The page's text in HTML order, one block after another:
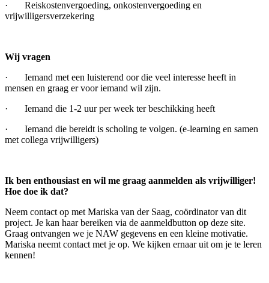
· Reiskostenvergoeding, onkostenvergoeding en
vrijwilligersverzekering
Wij vragen
· Iemand met een luisterend oor die veel interesse heeft in
mensen en graag er voor iemand wil zijn.
· Iemand die 1-2 uur per week ter beschikking heeft
· Iemand die bereidt is scholing te volgen. (e-learning en samen
met collega vrijwilligers)
Ik ben enthousiast en wil me graag aanmelden als vrijwilliger!
Hoe doe ik dat?
Neem contact op met Mariska van der Saag, coördinator van dit
project. Je kan haar bereiken via de aanmeldbutton op deze site.
Graag ontvangen we je NAW gegevens en een kleine motivatie.
Mariska neemt contact met je op. We kijken ernaar uit om je te leren
kennen!